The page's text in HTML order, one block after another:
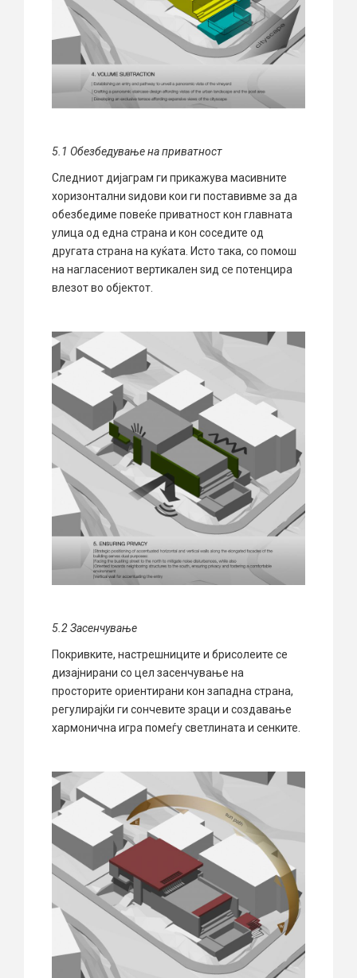
5.1 Обезбедување на приватност
Следниот дијаграм ги прикажува масивните
хоризонтални ѕидови кои ги поставивме за да
обезбедиме повеќе приватност кон главната
улица од една страна и кон соседите од
другата страна на куќата. Исто така, со помош
на нагласениот вертикален ѕид се потенцира
влезот во објектот.
5.2Засенчување
Покривките, настрешниците и брисолеите се
дизајнирани со цел засенчување на
просторите ориентирани кон западна страна,
регулирајќи ги сончевите зраци и создавање
хармонична игра помеѓу светлината и сенките.